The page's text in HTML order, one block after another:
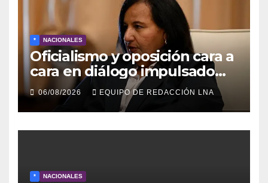
* NACIONALES
Oficialismo y oposición cara a
cara en diálogo impulsado
por EE UU: las claves
06/08/2026 EQUIPO DE REDACCIÓN LNA
* NACIONALES